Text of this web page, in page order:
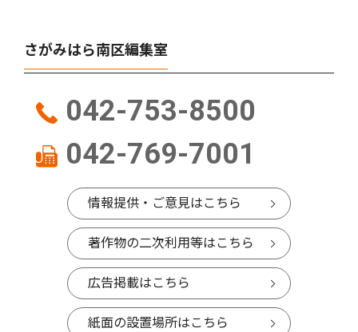
さがみはら南区編集室
042-753-8500
042-769-7001
情報提供・ご意見はこちら
著作物の二次利用等はこちら
広告掲載はこちら
紙面の設置場所はこちら